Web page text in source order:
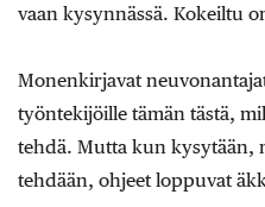
vaan kysynnässä. Kokeiltu
Monenkirjavat
työntekijöille tämän tästä,
tehdä. Mutta kun kysytään,
tehdään, ohjeet loppuvat